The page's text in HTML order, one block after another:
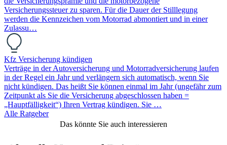
Versicherungssteuer zu sparen. Für die Dauer der Stilllegung
werden die Kennzeichen vom Motorrad abmontiert und in einer
Zulassu…
Kfz Versicherung kündigen
Verträge in der Autoversicherung und Motorradversicherung laufen
in der Regel ein Jahr und verlängern sich automatisch, wenn Sie
nicht kündigen. Das heißt Sie können einmal im Jahr (ungefähr zum
Zeitpunkt als Sie die Versicherung abgeschlossen haben =
„Hauptfälligkeit“) Ihren Vertrag kündigen. Sie …
Alle Ratgeber
Das könnte Sie auch interessieren